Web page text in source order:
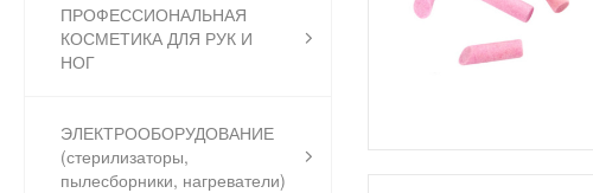
ПРОФЕССИОНАЛЬНАЯ
КОСМЕТИКА ДЛЯ РУК И
НОГ
ЭЛЕКТРООБОРУДОВАНИЕ
(стерилизаторы,
пылесборники, нагреватели)